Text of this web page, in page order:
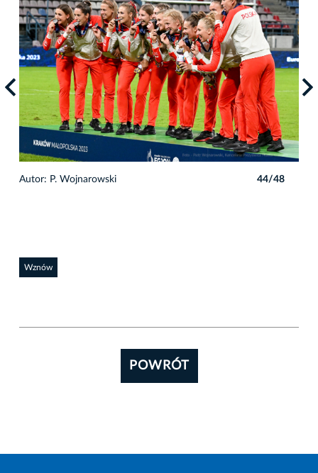
Autor: P. Wojnarowski 44/48
Wznów
POWRÓT